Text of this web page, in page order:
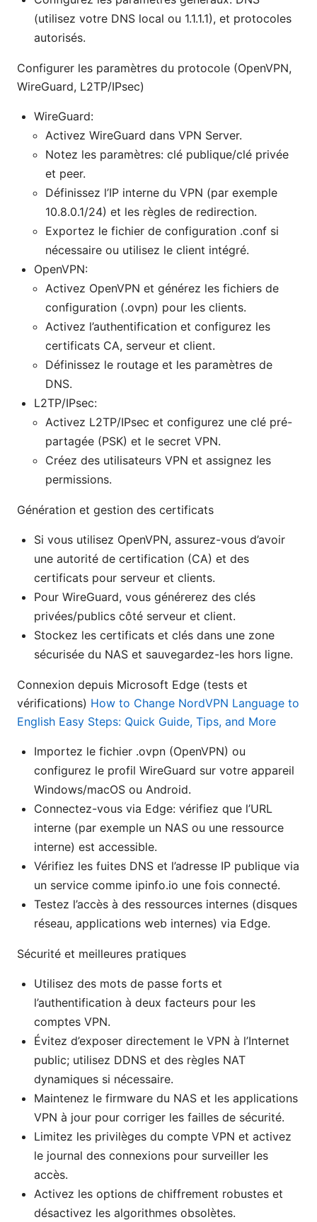
(utilisez votre DNS local ou 1.1.1.1), et protocoles
autorisés.
Configurer les paramètres du protocole (OpenVPN,
WireGuard, L2TP/IPsec)
WireGuard:
Activez WireGuard dans VPN Server.
Notez les paramètres: clé publique/clé privée
et peer.
Définissez l’IP interne du VPN (par exemple
10.8.0.1/24) et les règles de redirection.
Exportez le fichier de configuration .conf si
nécessaire ou utilisez le client intégré.
OpenVPN:
Activez OpenVPN et générez les fichiers de
configuration (.ovpn) pour les clients.
Activez l’authentification et configurez les
certificats CA, serveur et client.
Définissez le routage et les paramètres de
DNS.
L2TP/IPsec:
Activez L2TP/IPsec et configurez une clé pré-
partagée (PSK) et le secret VPN.
Créez des utilisateurs VPN et assignez les
permissions.
Génération et gestion des certificats
Si vous utilisez OpenVPN, assurez-vous d’avoir
une autorité de certification (CA) et des
certificats pour serveur et clients.
Pour WireGuard, vous générerez des clés
privées/publics côté serveur et client.
Stockez les certificats et clés dans une zone
sécurisée du NAS et sauvegardez-les hors ligne.
Connexion depuis Microsoft Edge (tests et
vérifications) How to Change NordVPN Language to
English Easy Steps: Quick Guide, Tips, and More
Importez le fichier .ovpn (OpenVPN) ou
configurez le profil WireGuard sur votre appareil
Windows/macOS ou Android.
Connectez-vous via Edge: vérifiez que l’URL
interne (par exemple un NAS ou une ressource
interne) est accessible.
Vérifiez les fuites DNS et l’adresse IP publique via
un service comme ipinfo.io une fois connecté.
Testez l’accès à des ressources internes (disques
réseau, applications web internes) via Edge.
Sécurité et meilleures pratiques
Utilisez des mots de passe forts et
l’authentification à deux facteurs pour les
comptes VPN.
Évitez d’exposer directement le VPN à l’Internet
public; utilisez DDNS et des règles NAT
dynamiques si nécessaire.
Maintenez le firmware du NAS et les applications
VPN à jour pour corriger les failles de sécurité.
Limitez les privilèges du compte VPN et activez
le journal des connexions pour surveiller les
accès.
Activez les options de chiffrement robustes et
désactivez les algorithmes obsolètes.